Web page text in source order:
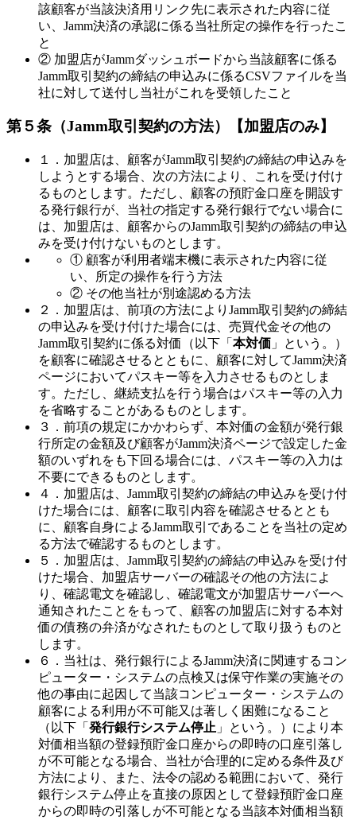
該顧客が当該決済用リンク先に表示された内容に従
い、Jamm決済の承認に係る当社所定の操作を行ったこ
と
② 加盟店がJammダッシュボードから当該顧客に係る
Jamm取引契約の締結の申込みに係るCSVファイルを当
社に対して送付し当社がこれを受領したこと
第５条（Jamm取引契約の方法） 【加盟店のみ】
１．加盟店は、顧客がJamm取引契約の締結の申込みを
しようとする場合、次の方法により、これを受け付け
るものとします。ただし、顧客の預貯金口座を開設す
る発行銀行が、当社の指定する発行銀行でない場合に
は、加盟店は、顧客からのJamm取引契約の締結の申込
みを受け付けないものとします。
① 顧客が利用者端末機に表示された内容に従
い、所定の操作を行う方法
② その他当社が別途認める方法
２．加盟店は、前項の方法によりJamm取引契約の締結
の申込みを受け付けた場合には、売買代金その他の
Jamm取引契約に係る対価（以下「 本対価 」という。）
を顧客に確認させるとともに、顧客に対してJamm決済
ページにおいてパスキー等を入力させるものとしま
す。ただし、継続支払を行う場合はパスキー等の入力
を省略することがあるものとします。
３．前項の規定にかかわらず、本対価の金額が発行銀
行所定の金額及び顧客がJamm決済ページで設定した金
額のいずれをも下回る場合には、パスキー等の入力は
不要にできるものとします。
４．加盟店は、Jamm取引契約の締結の申込みを受け付
けた場合には、顧客に取引内容を確認させるととも
に、顧客自身によるJamm取引であることを当社の定め
る方法で確認するものとします。
５．加盟店は、Jamm取引契約の締結の申込みを受け付
けた場合、加盟店サーバーの確認その他の方法によ
り、確認電文を確認し、確認電文が加盟店サーバーへ
通知されたことをもって、顧客の加盟店に対する本対
価の債務の弁済がなされたものとして取り扱うものと
します。
６．当社は、発行銀行によるJamm決済に関連するコン
ピューター・システムの点検又は保守作業の実施その
他の事由に起因して当該コンピューター・システムの
顧客による利用が不可能又は著しく困難になること
（以下「 発行銀行システム停止 」という。）により本
対価相当額の登録預貯金口座からの即時の口座引落し
が不可能となる場合、当社が合理的に定める条件及び
方法により、また、法令の認める範囲において、発行
銀行システム停止を直接の原因として登録預貯金口座
からの即時の引落しが不可能となる当該本対価相当額